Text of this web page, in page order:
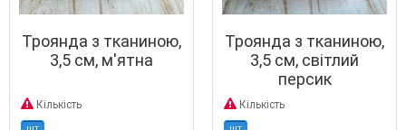
Троянда з тканиною,
3,5 см, м'ятна
Кількість
Троянда з тканиною,
3,5 см, світлий
персик
Кількість